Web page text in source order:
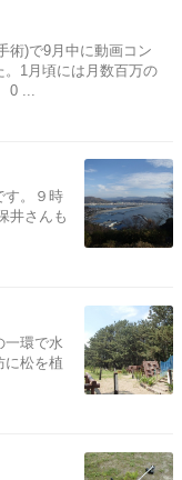
)で9月中に動画コン
1月頃には月数百万の
0 ...
。９時
井さんも
一環で水
に松を植